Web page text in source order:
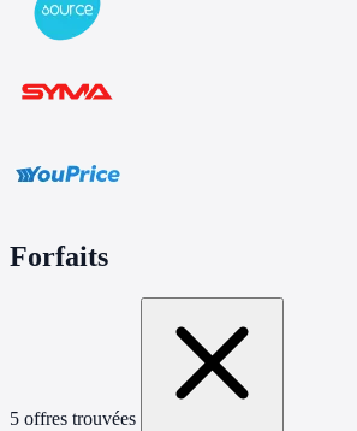
Forfaits
5 offres trouvées